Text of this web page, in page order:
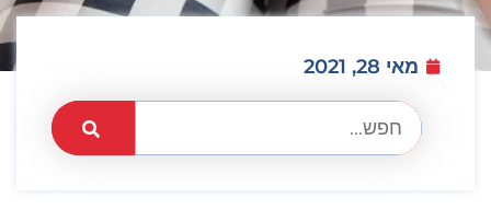
מאי 28, 2021